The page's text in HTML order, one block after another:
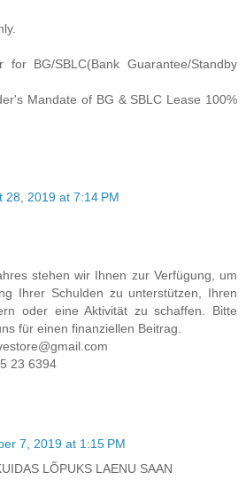
for BG/SBLC(Bank Guarantee/Standby
Mandate of BG & SBLC Lease 100%
28, 2019 at 7:14 PM
stehen wir Ihnen zur Verfügung, um
Ihrer Schulden zu unterstützen, Ihren
oder eine Aktivität zu schaffen. Bitte
für einen finanziellen Beitrag.
23 6394
7, 2019 at 1:15 PM
LÕPUKS LAENU SAAN